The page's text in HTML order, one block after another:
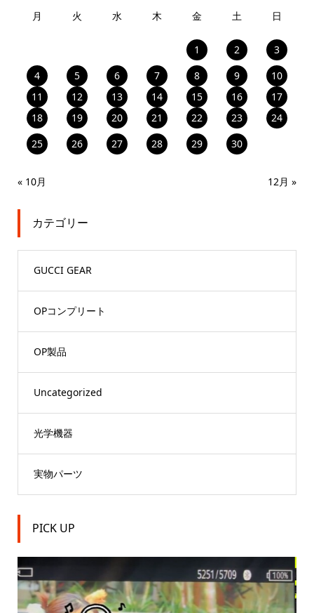
月 火 水 木 金 土 日
1 2
3
4
5 6 7 8 9
10
11
12 13 14 15 16
17
18
19 20 21 22 23
24
25
26 27 28 29 30
« 10月 12月 »
カテゴリー
GUCCI GEAR
OPコンプリート
OP製品
Uncategorized
光学機器
実物パーツ
PICK UP